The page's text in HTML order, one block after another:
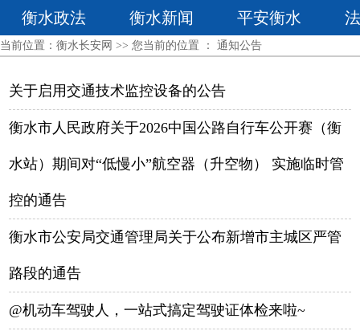
衡水政法 衡水新闻 平安衡水
当前位置： 衡水长安网 >> 您当前的位置 ： 通知公告
关于启用交通技术监控设备的公告
衡水市人民政府关于2026中国公路自行车公开赛（衡
水站）期间对“低慢小”航空器（升空物） 实施临时管
控的通告
衡水市公安局交通管理局关于公布新增市主城区严管
路段的通告
@机动车驾驶人，一站式搞定驾驶证体检来啦~